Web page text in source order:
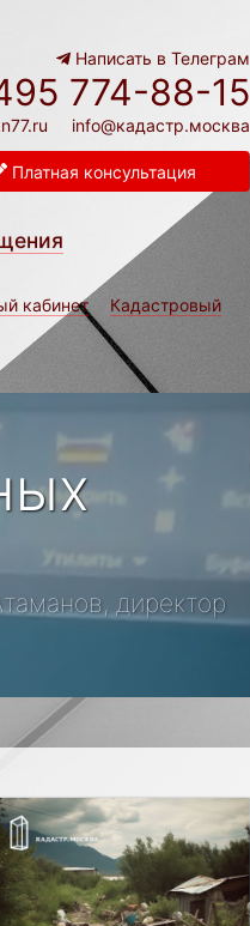
Написать в Телеграм
774-88-15
info@кадастр.москва
Платная консультация
кабинет
Кадастровый
директор